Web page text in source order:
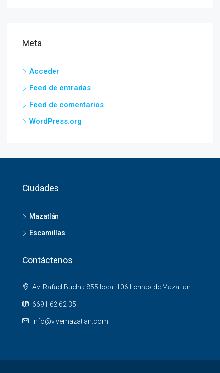
Meta
Acceder
Feed de entradas
Feed de comentarios
WordPress.org
Ciudades
Mazatlán
Escamillas
Contáctenos
Av. Rafael Buelna 855 local 106 Lomas de Mazatlan
6691 62 62 35
info@vivemazatlan.com